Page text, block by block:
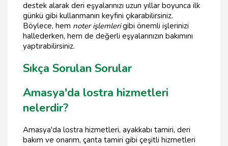
destek alarak deri eşyalarınızı uzun yıllar boyunca ilk
günkü gibi kullanmanın keyfini çıkarabilirsiniz.
Böylece, hem noter işlemlerigibi önemli işlerinizi
hallederken, hem de değerli eşyalarınızın bakımını
yaptırabilirsiniz.
Sıkça Sorulan Sorular
Amasya'da lostra hizmetleri
nelerdir?
Amasya'da lostra hizmetleri, ayakkabı tamiri, deri
bakım ve onarım, çanta tamiri gibi çeşitli hizmetleri